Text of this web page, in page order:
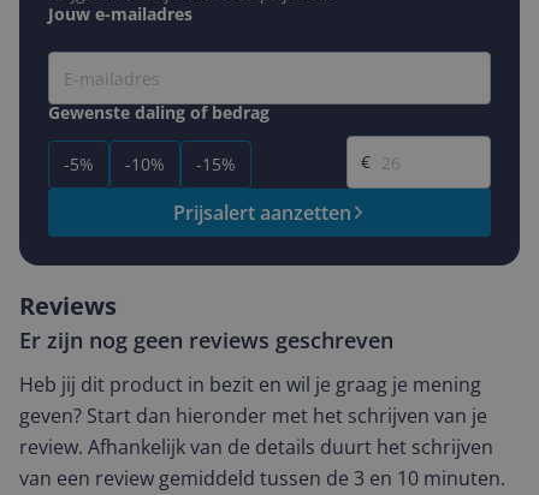
Jouw e-mailadres
Gewenste daling of bedrag
-5% -10% -15%
Gewenste prijs
€
Prijsalert aanzetten
Reviews
Er zijn nog geen reviews geschreven
Heb jij dit product in bezit en wil je graag je mening
geven? Start dan hieronder met het schrijven van je
review. Afhankelijk van de details duurt het schrijven
van een review gemiddeld tussen de 3 en 10 minuten.